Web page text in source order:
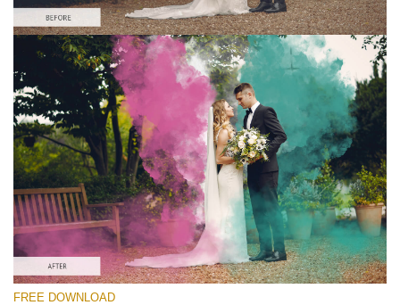
Lütfen seçin
Free PNG Overlay #2
Small 800*533px
Smoke Bomb
(110 Overlays)
Large 6000*4000px
4 Seasons (411 Overlays)
Large 6000*4000px
Entire Collection
FREE DOWNLOAD